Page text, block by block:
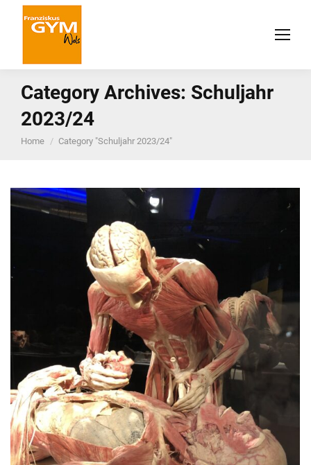
Category Archives: Schuljahr
2023/24
You are here:
Home Category "Schuljahr 2023/24"